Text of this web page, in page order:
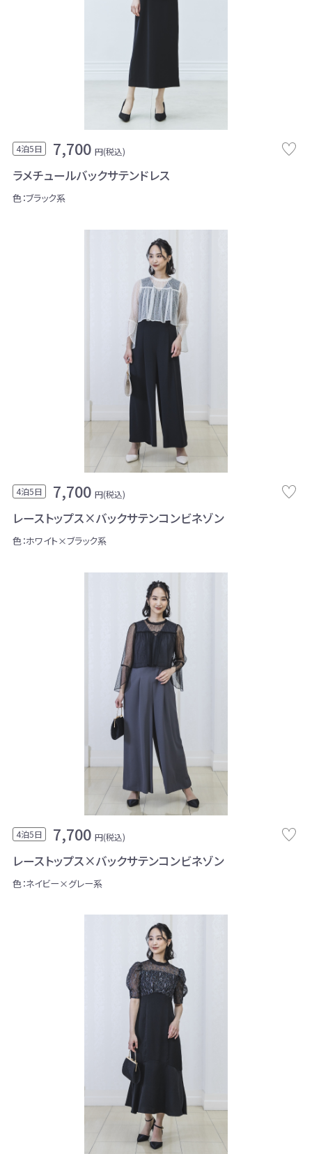
4泊5日 7,700 円(税込)
ラメチュールバックサテンドレス
色：ブラック系
4泊5日 7,700 円(税込)
レーストップス×バックサテンコンビネゾン
色：ホワイト×ブラック系
4泊5日 7,700 円(税込)
レーストップス×バックサテンコンビネゾン
色：ネイビー×グレー系